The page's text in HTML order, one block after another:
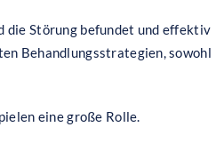
die Störung befundet und effektiv
Behandlungsstrategien, sowohl
eine große Rolle.